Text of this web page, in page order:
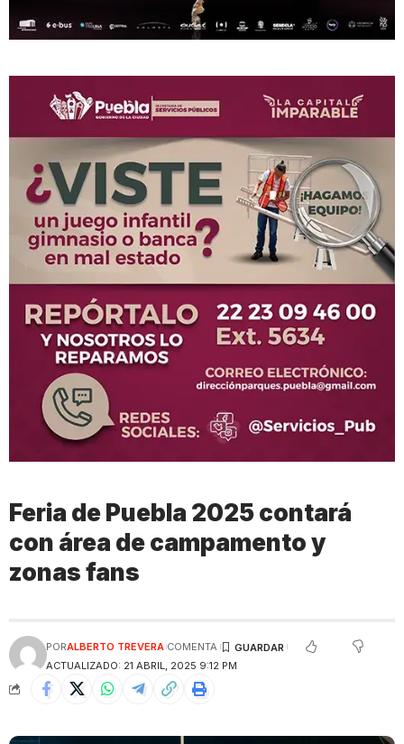
Feria de Puebla 2025 contará
con área de campamento y
zonas fans
ACTUALIZADO: 21 ABRIL, 2025 9:12 PM
PORALBERTO TREVERA COMENTA